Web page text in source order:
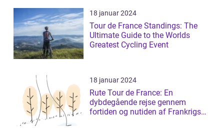
18 januar 2024
Tour de France Standings: The
Ultimate Guide to the Worlds
Greatest Cycling Event
18 januar 2024
Rute Tour de France: En
dybdegående rejse gennem
fortiden og nutiden af Frankrigs